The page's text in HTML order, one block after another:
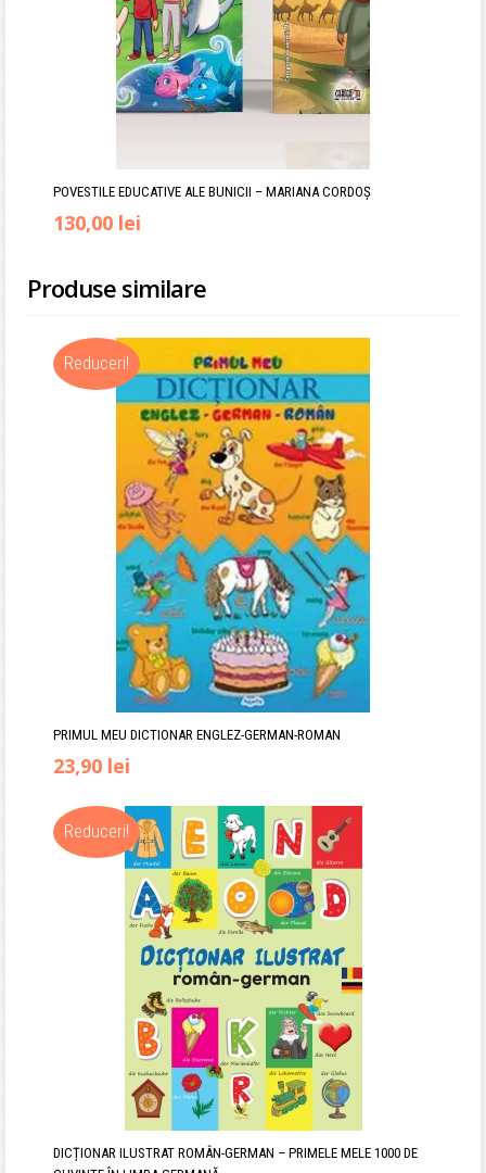
POVESTILE EDUCATIVE ALE BUNICII – MARIANA CORDOȘ
130,00 lei
Produse similare
Reduceri!
PRIMUL MEU DICTIONAR ENGLEZ-GERMAN-ROMAN
Prețul
inițial
a
29,90 lei.
23,90 lei
curent
este:
23,90 lei.
Reduceri!
DICȚIONAR ILUSTRAT ROMÂN-GERMAN – PRIMELE MELE 1000 DE